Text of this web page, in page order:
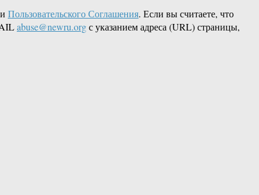
Пользовательского Соглашения. Если вы считаете, что
abuse@newru.orgс указанием адреса (URL) страницы,